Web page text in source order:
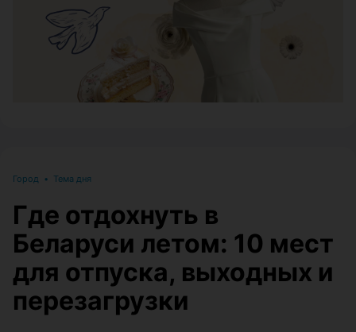
Город • Тема дня
Где отдохнуть в
Беларуси летом: 10 мест
для отпуска, выходных и
перезагрузки